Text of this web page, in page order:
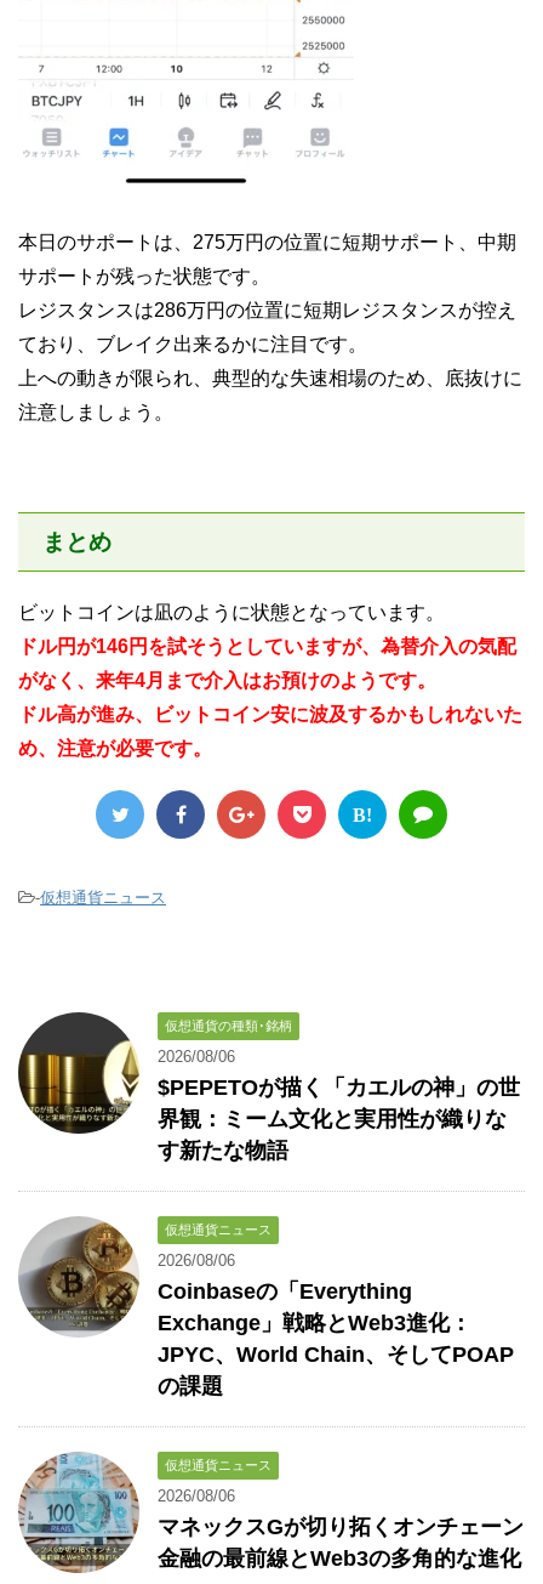
本日のサポートは、275万円の位置に短期サポート、中期
サポートが残った状態です。
レジスタンスは286万円の位置に短期レジスタンスが控え
ており、ブレイク出来るかに注目です。
上への動きが限られ、典型的な失速相場のため、底抜けに
注意しましょう。
まとめ
ビットコインは凪のように状態となっています。
ドル円が146円を試そうとしていますが、為替介入の気配
がなく、来年4月まで介入はお預けのようです。
ドル高が進み、ビットコイン安に波及するかもしれないた
め、注意が必要です。
B!
-仮想通貨ニュース
仮想通貨の種類･銘柄
2026/08/06
$PEPETOが描く「カエルの神」の世
界観：ミーム文化と実用性が織りな
す新たな物語
仮想通貨ニュース
2026/08/06
Coinbaseの「Everything
Exchange」戦略とWeb3進化：
JPYC、World Chain、そしてPOAP
の課題
仮想通貨ニュース
2026/08/06
マネックスGが切り拓くオンチェーン
金融の最前線とWeb3の多角的な進化